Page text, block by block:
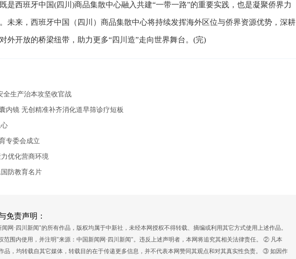
西班牙中国(四川)商品集散中心融入共建“一带一路”的重要实践，也是凝聚侨界力
未来，西班牙中国（四川）商品集散中心将持续发挥海外区位与侨界资源优势，深耕
外开放的桥梁纽带，助力更多“四川造”走向世界舞台。(完)
全生产治本攻坚收官战
内镜 无创精准补齐消化道早筛诊疗短板
专委会成立
优化营商环境
防教育名片
免责声明：
网·四川新闻"的所有作品，版权均属于中新社，未经本网授权不得转载、摘编或利用其它方式使用上述作品。
范围内使用，并注明"来源：中国新闻网·四川新闻"。违反上述声明者，本网将追究其相关法律责任。 ② 凡本
品，均转载自其它媒体，转载目的在于传递更多信息，并不代表本网赞同其观点和对其真实性负责。 ③ 如因作